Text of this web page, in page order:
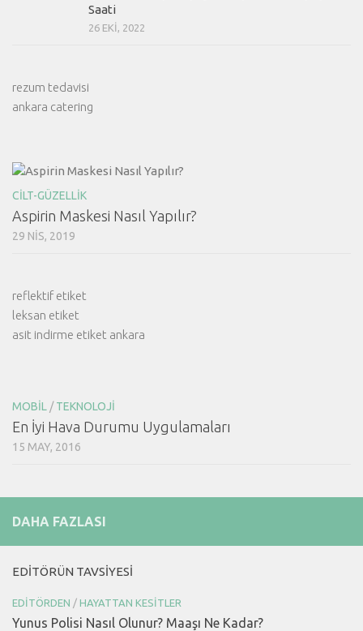
Saati
26 EKI, 2022
rezum tedavisi
ankara catering
CILT-GÜZELLIK
Aspirin Maskesi Nasıl Yapılır?
29 NIS, 2019
reflektif etiket
leksan etiket
asit indirme etiket ankara
MOBIL /TEKNOLOJI
En İyi Hava Durumu Uygulamaları
15 MAY, 2016
DAHA FAZLASI
EDITÖRÜN TAVSIYESI
EDITÖRDEN / HAYATTAN KESITLER
Yunus Polisi Nasıl Olunur? Maaşı Ne Kadar?